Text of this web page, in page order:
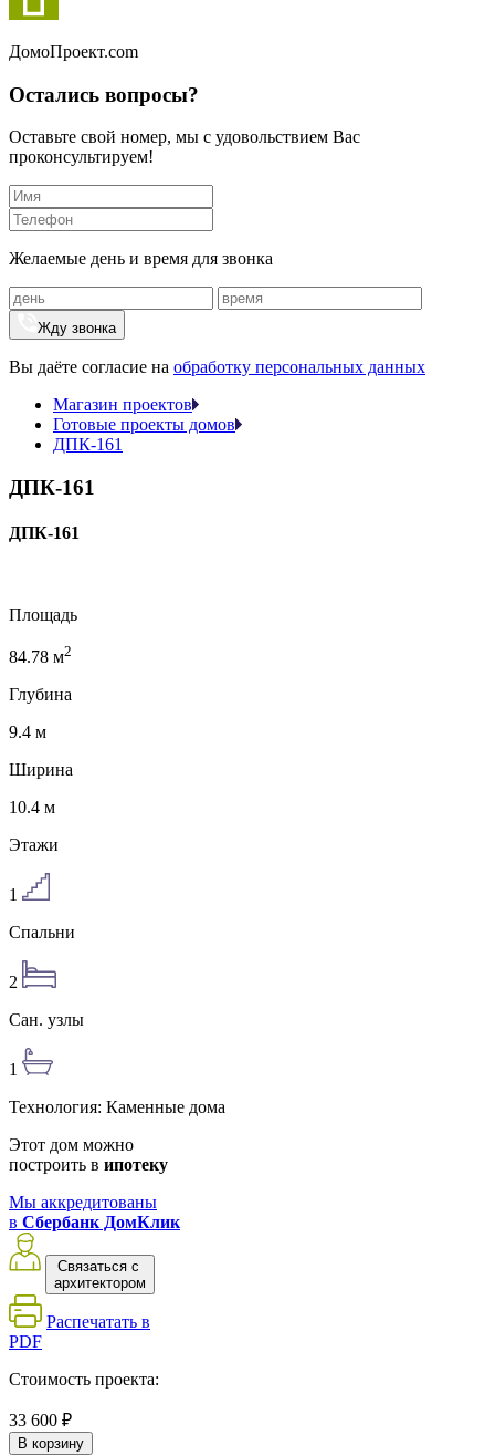
ДомоПроект.com
Остались вопросы?
Оставьте свой номер, мы с удовольствием Вас
проконсультируем!
Желаемые день и время для звонка
Жду звонка
Вы даёте согласие на обработку персональных данных
Магазин проектов
Готовые проекты домов
ДПК-161
ДПК-161
ДПК-161
Площадь
84.78 м2
Глубина
9.4 м
Ширина
10.4 м
Этажи
1
Спальни
2
Сан. узлы
1
Технология: Каменные дома
Этот дом можно
построить в ипотеку
Мы аккредитованы
в Сбербанк ДомКлик
Связаться с
архитектором
Распечатать в
PDF
Стоимость проекта:
33 600 ₽
В корзину